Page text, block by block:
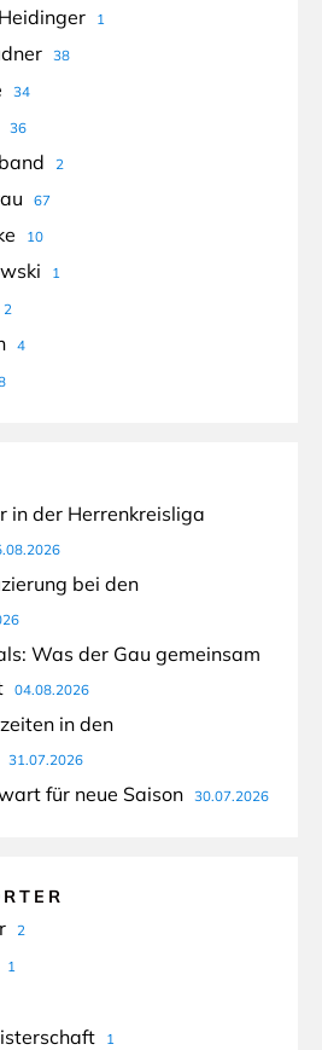
1
38
34
36
2
67
10
1
2
4
in der Herrenkreisliga
bei den
Was der Gau gemeinsam
04.08.2026
in den
31.07.2026
für neue Saison 30.07.2026
2
1
1